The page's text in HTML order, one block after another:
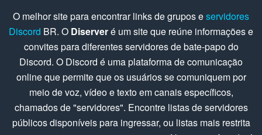
O melhor site para encontrar links de grupos eservidores
Discord BR. O Diserveré um site que reúne informações e
convites para diferentes servidores de bate-papo do
Discord. O Discord é uma plataforma de comunicação
online que permite que os usuários se comuniquem por
meio de voz, vídeo e texto em canais específicos,
chamados de "servidores". Encontre listas de servidores
públicos disponíveis para ingressar, ou listas mais restrita